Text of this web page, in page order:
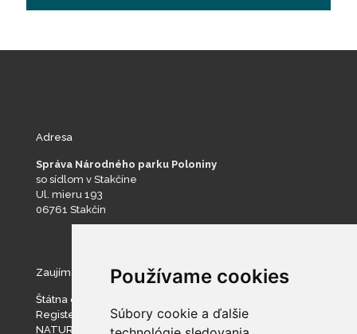
Používame cookies
Súbory cookie a ďalšie
Adresa
Správa Národného parku Poloniny
so sídlom v Stakčíne
Ul. mieru 193
06761 Stakčín
Zaujímavé stránky
Štátna ochrana prírody SR
Register ponúkaného majetku štátu
NATURA 2000